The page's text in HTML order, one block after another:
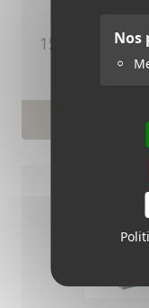
Nos
15,12 € TTC